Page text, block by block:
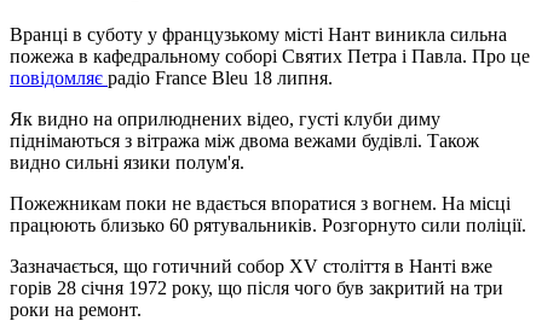
Вранці в суботу у французькому місті Нант виникла сильна
пожежа в кафедральному соборі Святих Петра і Павла. Про це
повідомляє радіо France Bleu 18 липня.
Як видно на оприлюднених відео, густі клуби диму
піднімаються з вітража між двома вежами будівлі. Також
видно сильні язики полум'я.
Пожежникам поки не вдається впоратися з вогнем. На місці
працюють близько 60 рятувальників. Розгорнуто сили поліції.
Зазначається, що готичний собор XV століття в Нанті вже
горів 28 січня 1972 року, що після чого був закритий на три
роки на ремонт.